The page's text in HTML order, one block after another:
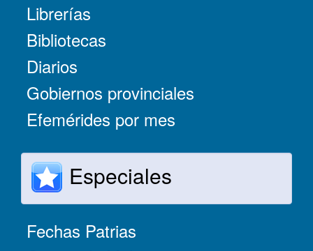
Librerías
Bibliotecas
Diarios
Gobiernos provinciales
Efemérides por mes
Especiales
Fechas Patrias